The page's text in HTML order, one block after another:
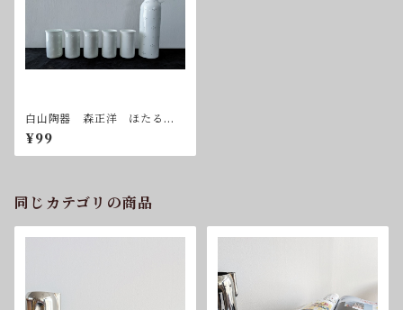
白山陶器 森正洋 ほたる星
華 ポット＆タンブラーセッ
ト 蛍手
¥99
同じカテゴリの商品